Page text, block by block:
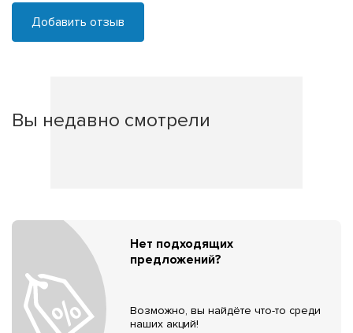
Добавить отзыв
Вы недавно смотрели
Нет подходящих
предложений?
Возможно, вы найдёте что-то среди
наших акций!